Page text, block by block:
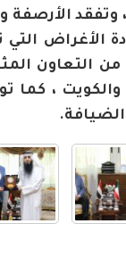
وتفقد
الأغراض التي
التعاون
، كما